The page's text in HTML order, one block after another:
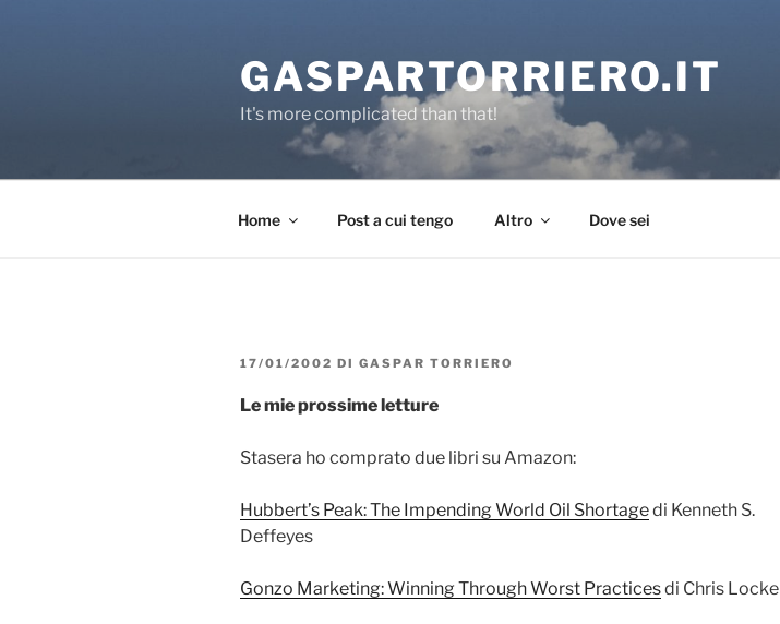
GASPARTORRIERO.IT
It's more complicated than that!
Home Post a cui tengo Altro Dove sei
PUBBLICATO
17/01/2002 DI GASPAR TORRIERO
Le mie prossime letture
Stasera ho comprato due libri su Amazon:
Hubbert’s Peak: The Impending World Oil Shortagedi Kenneth S.
Deffeyes
Gonzo Marketing: Winning Through Worst Practicesdi Chris Locke